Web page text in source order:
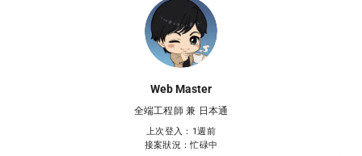
Web Master
全端工程師 兼 日本通
上次登入：1週前
接案狀況：忙碌中